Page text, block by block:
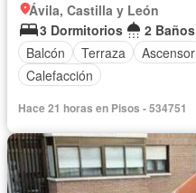
Ávila, Castilla y León
3 Dormitorios
2 Baños
Balcón
Terraza Ascensor
Calefacción
Hace 21 horas en Pisos - 534751